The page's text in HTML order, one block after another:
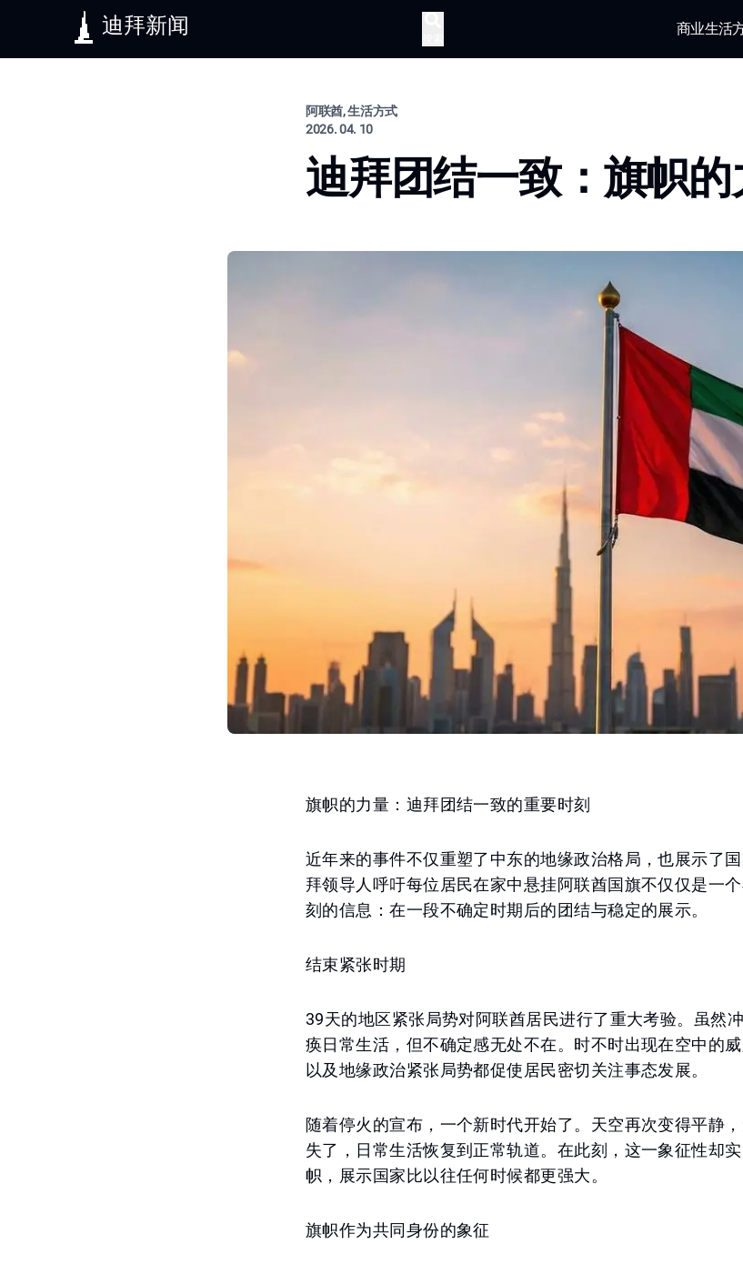
迪拜新闻 商业生活
阿联酋, 生活方式
2026. 04. 10
迪拜团结一致：旗帜的
旗帜的力量：迪拜团结一致的重要时刻
近年来的事件不仅重塑了中东的地缘政治格局，也展示了
拜领导人呼吁每位居民在家中悬挂阿联酋国旗不仅仅是一
刻的信息：在一段不确定时期后的团结与稳定的展示。
结束紧张时期
39天的地区紧张局势对阿联酋居民进行了重大考验。虽然
痪日常生活，但不确定感无处不在。时不时出现在空中的
以及地缘政治紧张局势都促使居民密切关注事态发展。
随着停火的宣布，一个新时代开始了。天空再次变得平静
失了，日常生活恢复到正常轨道。在此刻，这一象征性却
帜，展示国家比以往任何时候都更强大。
旗帜作为共同身份的象征